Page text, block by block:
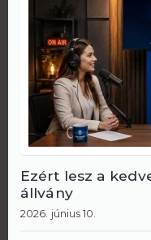
Ezért lesz a
állvány
2026. június 10.